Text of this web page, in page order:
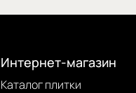
Интернет-магазин
Каталог плитки